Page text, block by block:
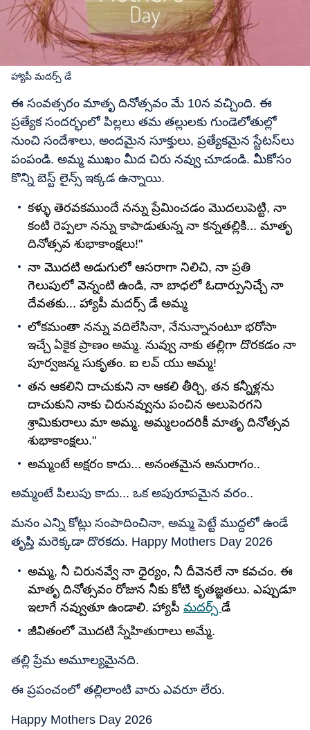
హ్యాపీ మదర్స్ డే
ఈ సంవత్సరం మాతృ దినోత్సవం మే 10న వచ్చింది. ఈ
ప్రత్యేక సందర్భంలో పిల్లలు తమ తల్లులకు గుండెలోతుల్లో
నుంచి సందేశాలు, అందమైన సూక్తులు, ప్రత్యేకమైన స్టేటస్‌లు
పంపండి. అమ్మ ముఖం మీద చిరు నవ్వు చూడండి. మీకోసం
కొన్ని బెస్ట్ లైన్స్ ఇక్కడ ఉన్నాయి.
కళ్ళు తెరవకముందే నన్ను ప్రేమించడం మొదలుపెట్టి, నా
కంటి రెప్పలా నన్ను కాపాడుతున్న నా కన్నతల్లికి... మాతృ
దినోత్సవ శుభాకాంక్షలు!"
నా మొదటి అడుగులో ఆసరాగా నిలిచి, నా ప్రతి
గెలుపులో వెన్నంటి ఉండి, నా బాధలో ఓదార్పునిచ్చే నా
దేవతకు... హ్యాపీ మదర్స్ డే అమ్మ
లోకమంతా నన్ను వదిలేసినా, నేనున్నానంటూ భరోసా
ఇచ్చే ఏకైక ప్రాణం అమ్మ. నువ్వు నాకు తల్లిగా దొరకడం నా
పూర్వజన్మ సుకృతం. ఐ లవ్ యు అమ్మ!
తన ఆకలిని దాచుకుని నా ఆకలి తీర్చి, తన కన్నీళ్లను
దాచుకుని నాకు చిరునవ్వును పంచిన అలుపెరగని
శ్రామికురాలు మా అమ్మ. అమ్మలందరికీ మాతృ దినోత్సవ
శుభాకాంక్షలు."
అమ్మంటే అక్షరం కాదు... అనంతమైన అనురాగం..
అమ్మంటే పిలుపు కాదు... ఒక అపురూపమైన వరం..
మనం ఎన్ని కోట్లు సంపాదించినా, అమ్మ పెట్టే ముద్దలో ఉండే
తృప్తి మరెక్కడా దొరకదు. Happy Mothers Day 2026
అమ్మ, నీ చిరునవ్వే నా ధైర్యం, నీ దీవెనలే నా కవచం. ఈ
మాతృ దినోత్సవం రోజున నీకు కోటి కృతజ్ఞతలు. ఎప్పుడూ
ఇలాగే నవ్వుతూ ఉండాలి. హ్యాపీ మదర్స్ డే
జీవితంలో మొదటి స్నేహితురాలు అమ్మే.
తల్లి ప్రేమ అమూల్యమైనది.
ఈ ప్రపంచంలో తల్లిలాంటి వారు ఎవరూ లేరు.
Happy Mothers Day 2026